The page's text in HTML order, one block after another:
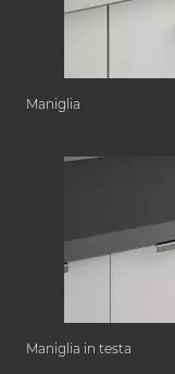
Maniglia
Maniglia in testa